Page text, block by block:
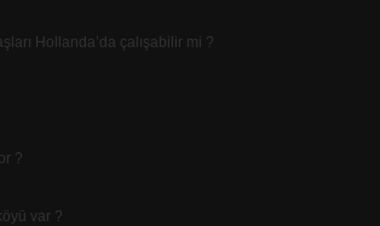
Hollanda’da çalışabilir mi ?
?
var ?